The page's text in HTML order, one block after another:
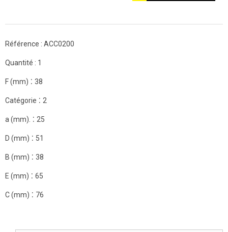
Référence : ACC0200
Quantité : 1
F (mm) : 38
Catégorie : 2
a (mm). : 25
D (mm) : 51
B (mm) : 38
E (mm) : 65
C (mm) : 76